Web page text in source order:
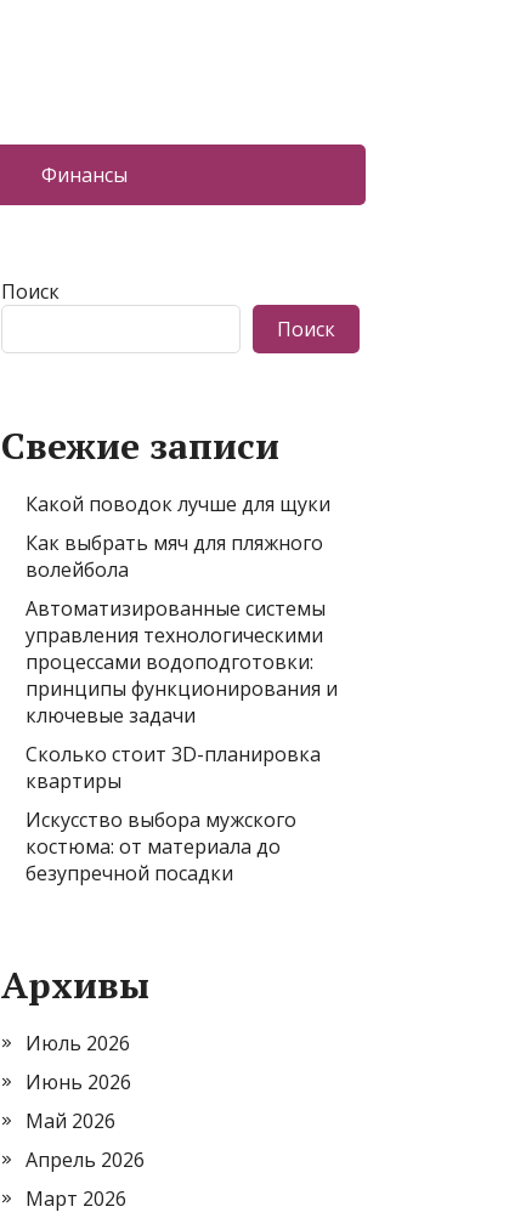
Финансы
Поиск
Поиск
Свежие записи
Какой поводок лучше для щуки
Как выбрать мяч для пляжного
волейбола
Автоматизированные системы
управления технологическими
процессами водоподготовки:
принципы функционирования и
ключевые задачи
Сколько стоит 3D-планировка
квартиры
Искусство выбора мужского
костюма: от материала до
безупречной посадки
Архивы
Июль 2026
Июнь 2026
Май 2026
Апрель 2026
Март 2026